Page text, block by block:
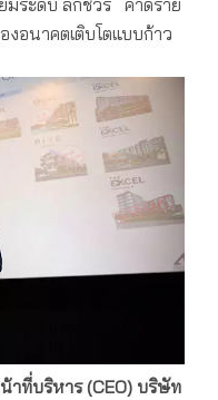
อนาคตเติบโตแบบก้าว
าที่บริหาร (CEO) บริษัท